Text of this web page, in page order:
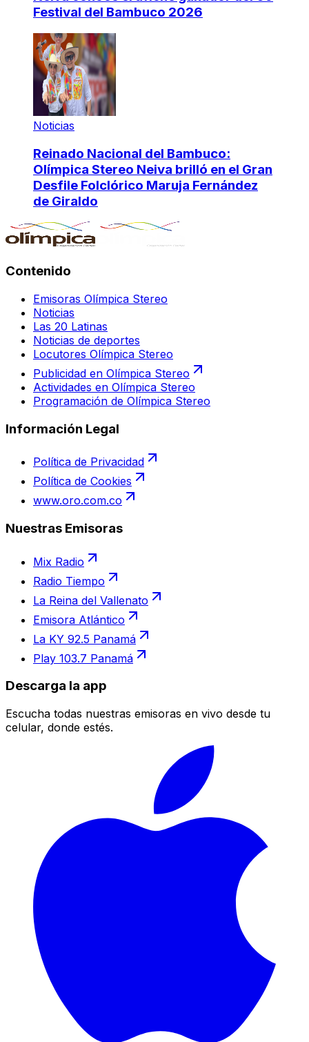
Festival del Bambuco 2026
Noticias
Reinado Nacional del Bambuco:
Olímpica Stereo Neiva brilló en el Gran
Desfile Folclórico Maruja Fernández
de Giraldo
Contenido
Emisoras Olímpica Stereo
Noticias
Las 20 Latinas
Noticias de deportes
Locutores Olímpica Stereo
Publicidad en Olímpica Stereo
Actividades en Olímpica Stereo
Programación de Olímpica Stereo
Información Legal
Política de Privacidad
Política de Cookies
www.oro.com.co
Nuestras Emisoras
Mix Radio
Radio Tiempo
La Reina del Vallenato
Emisora Atlántico
La KY 92.5 Panamá
Play 103.7 Panamá
Descarga la app
Escucha todas nuestras emisoras en vivo desde tu
celular, donde estés.